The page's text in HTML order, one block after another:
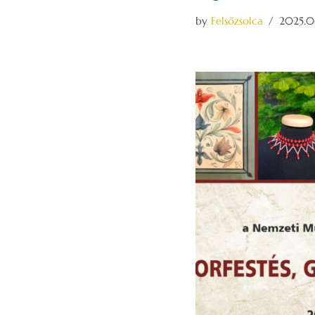
by Felsőzsolca